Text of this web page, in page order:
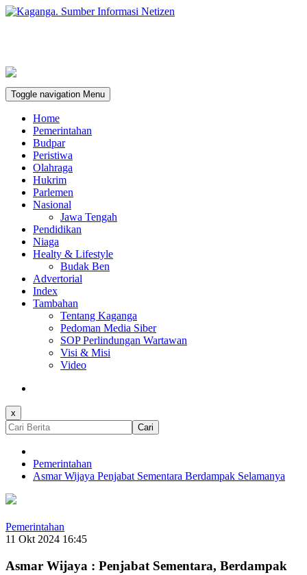
Toggle navigation Menu
Home
Pemerintahan
Budpar
Peristiwa
Olahraga
Hukrim
Parlemen
Nasional
Jawa Tengah
Pendidikan
Niaga
Healty & Lifestyle
Budak Ben
Advertorial
Index
Tambahan
Tentang Kaganga
Pedoman Media Siber
SOP Perlindungan Wartawan
Visi & Misi
Video
x
Cari
Pemerintahan
Asmar Wijaya Penjabat Sementara Berdampak Selamanya
Pemerintahan
11 Okt 2024 16:45
Asmar Wijaya : Penjabat Sementara, Berdampak